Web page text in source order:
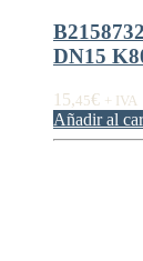
DN15
15,45€ + IVA
Añadir al